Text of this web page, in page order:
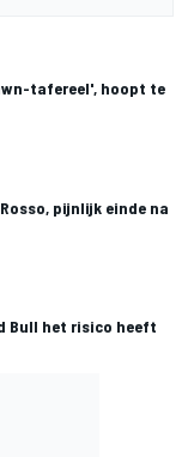
tafereel', hoopt te
pijnlijk einde na
Bull het risico heeft